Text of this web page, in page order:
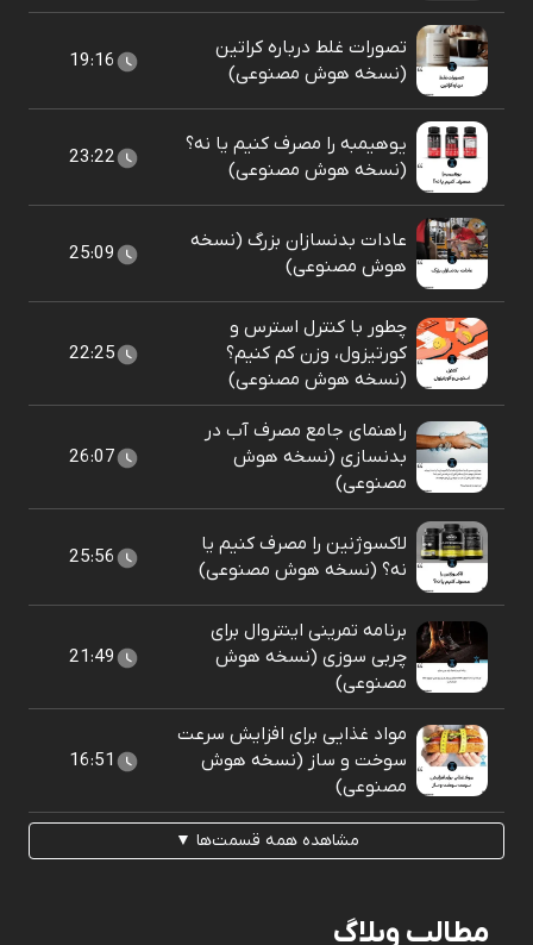
تصورات غلط درباره کراتین
(نسخه هوش مصنوعی)
19:16
یوهیمبه را مصرف کنیم یا نه؟
(نسخه هوش مصنوعی)
23:22
عادات بدنسازان بزرگ (نسخه
هوش مصنوعی)
25:09
چطور با کنترل استرس و
کورتیزول، وزن کم کنیم؟
(نسخه هوش مصنوعی)
22:25
راهنمای جامع مصرف آب در
بدنسازی (نسخه هوش
مصنوعی)
26:07
لاکسوژنین را مصرف کنیم یا
نه؟ (نسخه هوش مصنوعی)
25:56
برنامه تمرینی اینتروال برای
چربی سوزی (نسخه هوش
مصنوعی)
21:49
مواد غذایی برای افزایش سرعت
سوخت و ساز (نسخه هوش
مصنوعی)
16:51
مشاهده همه قسمت‌ها ▼
مطالب وبلاگ